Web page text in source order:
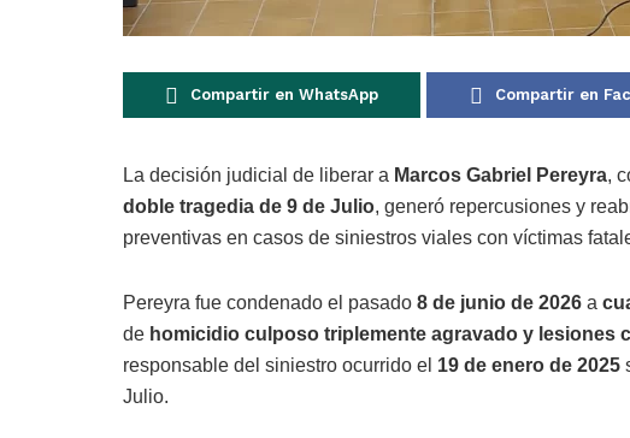
Compartir en WhatsApp Compartir en
La decisión judicial de liberar a Marcos Gabriel Pereyra,
doble tragedia de 9 de Julio, generó repercusiones y
preventivas en casos de siniestros viales con víctimas
Pereyra fue condenado el pasado 8 de junio de 2026 a
de homicidio culposo triplemente agravado y lesiones
responsable del siniestro ocurrido el 19 de enero de 2025
Julio.